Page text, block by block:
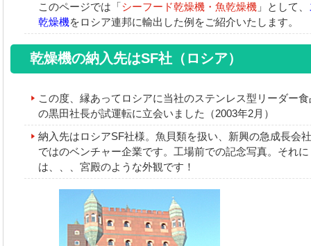
このページでは「シーフード乾燥機・魚乾燥機 」として、
乾燥機をロシア連邦に輸出した例をご紹介いたします。
乾燥機の納入先はSF社（ロシア）
この度、縁あってロシアに当社のステンレス型リーダー
の黒田社長が試運転に立会いました（2003年2月）
納入先はロシアSF社様。魚貝類を扱い、新興の急成長会
ではのベンチャー企業です。工場前での記念写真。それ
は、、、宮殿のような外観です！